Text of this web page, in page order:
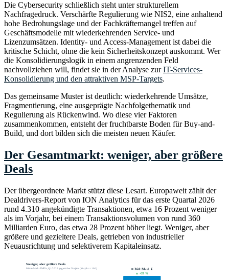
Die Cybersecurity schließlich steht unter strukturellem
Nachfragedruck. Verschärfte Regulierung wie NIS2, eine anhaltend
hohe Bedrohungslage und der Fachkräftemangel treffen auf
Geschäftsmodelle mit wiederkehrenden Service- und
Lizenzumsätzen. Identity- und Access-Management ist dabei die
kritische Schicht, ohne die kein Sicherheitskonzept auskommt. Wer
die Konsolidierungslogik in einem angrenzenden Feld
nachvollziehen will, findet sie in der Analyse zurIT-Services-
Konsolidierung und den attraktiven MSP-Targets.
Das gemeinsame Muster ist deutlich: wiederkehrende Umsätze,
Fragmentierung, eine ausgeprägte Nachfolgethematik und
Regulierung als Rückenwind. Wo diese vier Faktoren
zusammenkommen, entsteht der fruchtbarste Boden für Buy-and-
Build, und dort bilden sich die meisten neuen Käufer.
Der Gesamtmarkt: weniger, aber größere
Deals
Der übergeordnete Markt stützt diese Lesart. Europaweit zählt der
Dealdrivers-Report von ION Analytics für das erste Quartal 2026
rund 4.310 angekündigte Transaktionen, etwa 16 Prozent weniger
als im Vorjahr, bei einem Transaktionsvolumen von rund 360
Milliarden Euro, das etwa 28 Prozent höher liegt. Weniger, aber
größere und gezieltere Deals, getrieben von industrieller
Neuausrichtung und selektiverem Kapitaleinsatz.
Weniger, aber größere Deals
M&A-Markt EMEA, Q1/2026 gegenüber Vorjahr (Vorjahr = 100) ≈ 360 Mrd. €
▲ +28 %